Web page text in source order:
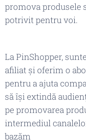
promova produsele
potrivit pentru voi.
La PinShopper,
afiliat și oferim o
pentru a ajuta
să își extindă
pe promovarea
intermediul
bazăm